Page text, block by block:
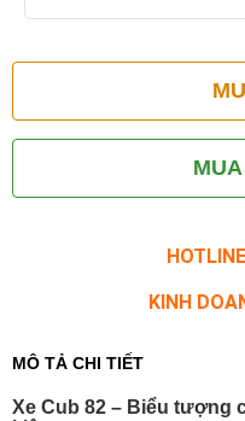
KINH
MÔ TẢ CHI TIẾT
Xe Cub 82 – Biểu tượng